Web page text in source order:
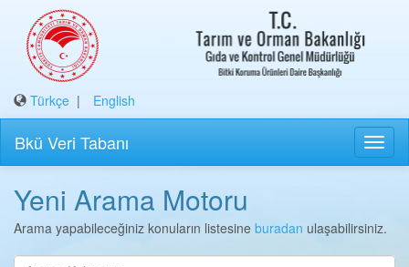
Türkçe | English
Bkü Veri Tabanı
Yeni Arama Motoru
Arama yapabileceğiniz konuların listesine buradan ulaşabilirsiniz.